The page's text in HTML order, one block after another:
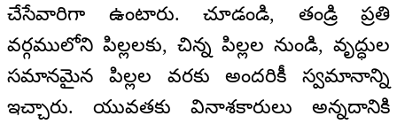
చేసేవారిగా ఉంటారు. చూడండి, తండ్రి ప్రతి
వర్గములోని పిల్లలకు, చిన్న పిల్లల నుండి, వృద్ధుల
సమానమైన పిల్లల వరకు అందరికీ స్వమానాన్ని
ఇచ్చారు. యువతకు వినాశకారులు అన్నదానికి